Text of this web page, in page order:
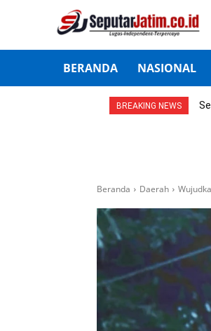
BERANDA NASIONAL
BREAKING NEWS
Beranda Daerah